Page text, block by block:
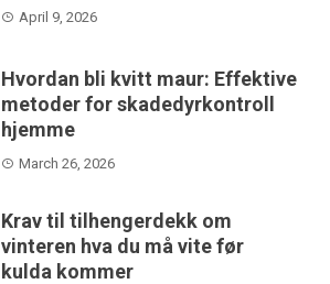
April 9, 2026
Hvordan bli kvitt maur: Effektive
metoder for skadedyrkontroll
hjemme
March 26, 2026
Krav til tilhengerdekk om
vinteren hva du må vite før
kulda kommer